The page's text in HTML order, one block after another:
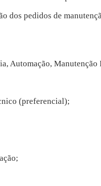
dos pedidos de
Automação, Manutenção
(preferencial);